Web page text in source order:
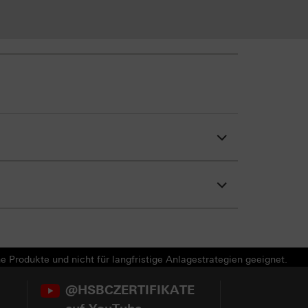
Produkte und nicht für langfristige Anlagestrategien geeignet.
@HSBCZERTIFIKATE